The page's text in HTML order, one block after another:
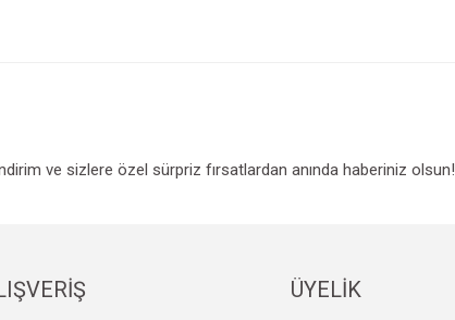
ve sizlere özel sürpriz fırsatlardan anında haberiniz olsun!
ÜYELİK